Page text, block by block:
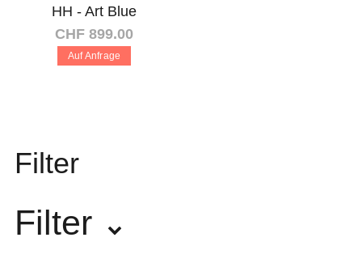
HH - Art Blue
CHF 899.00
Auf Anfrage
Filter
Filter